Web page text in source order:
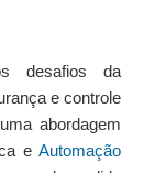
desafios da
e controle
abordagem
e Automação